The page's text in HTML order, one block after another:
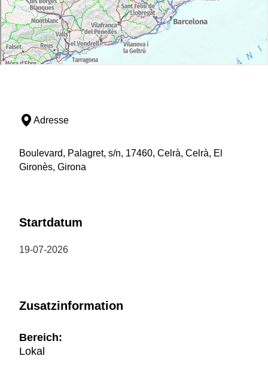
Adresse
Boulevard, Palagret, s/n, 17460, Celrà, Celrà, El
Gironès, Girona
Startdatum
19-07-2026
Zusatzinformation
Bereich:
Lokal